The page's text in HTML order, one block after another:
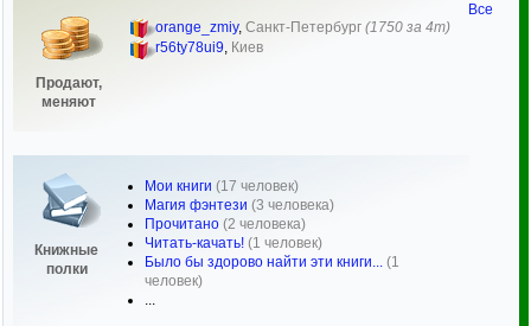
Продают,
меняют
orange_zmiy, Санкт-Петербург (1750 за 4т)
r56ty78ui9, Киев
Книжные
полки
Мои книги (17 человек)
Магия фэнтези (3 человека)
Прочитано (2 человека)
Читать-качать! (1 человек)
Было бы здорово найти эти книги... (1
человек)
...
Все